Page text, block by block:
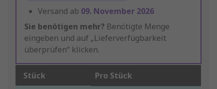
Versand ab 09. November 2026
Sie benötigen mehr? Benötigte Menge
eingeben und auf „Lieferverfügbarkeit
überprüfen“ klicken.
Stück Pro Stück